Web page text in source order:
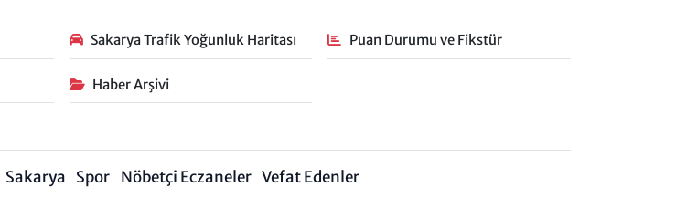
Sakarya Trafik Yoğunluk Haritası Puan Durumu ve Fikstür
Haber Arşivi
Sakarya Spor Nöbetçi Eczaneler Vefat Edenler